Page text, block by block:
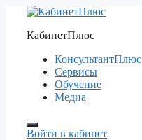
Перейти
содержимому
КабинетПлюс
КонсультантПлюс
Сервисы
Обучение
Медиа
Войти в кабинет